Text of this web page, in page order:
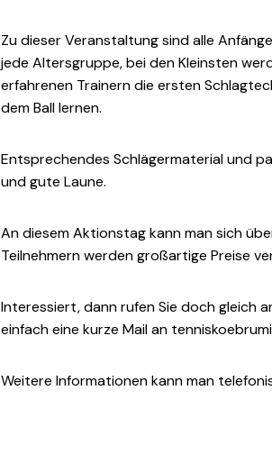
Zu dieser Veranstaltung sind alle
jede Altersgruppe, bei den Kleinsten
erfahrenen Trainern die ersten
dem Ball lernen.
Entsprechendes Schlägermaterial und
und gute Laune.
An diesem Aktionstag kann man sich
Teilnehmern werden großartige Preise
Interessiert, dann rufen Sie doch gleich
einfach eine kurze Mail an
Weitere Informationen kann man